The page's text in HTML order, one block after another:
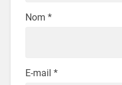
Nom *
E-mail *